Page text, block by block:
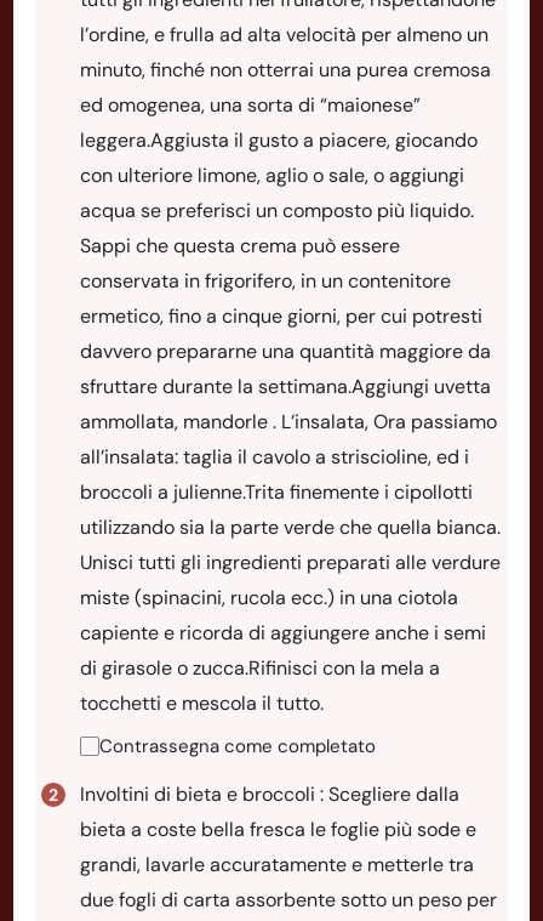
l’ordine, e frulla ad alta velocità per almeno un
minuto, finché non otterrai una purea cremosa
ed omogenea, una sorta di “maionese”
leggera.Aggiusta il gusto a piacere, giocando
con ulteriore limone, aglio o sale, o aggiungi
acqua se preferisci un composto più liquido.
Sappi che questa crema può essere
conservata in frigorifero, in un contenitore
ermetico, fino a cinque giorni, per cui potresti
davvero prepararne una quantità maggiore da
sfruttare durante la settimana.Aggiungi uvetta
ammollata, mandorle . L’insalata, Ora passiamo
all’insalata: taglia il cavolo a striscioline, ed i
broccoli a julienne.Trita finemente i cipollotti
utilizzando sia la parte verde che quella bianca.
Unisci tutti gli ingredienti preparati alle verdure
miste (spinacini, rucola ecc.) in una ciotola
capiente e ricorda di aggiungere anche i semi
di girasole o zucca.Rifinisci con la mela a
tocchetti e mescola il tutto.
Contrassegna come completato
Involtini di bieta e broccoli : Scegliere dalla
bieta a coste bella fresca le foglie più sode e
grandi, lavarle accuratamente e metterle tra
due fogli di carta assorbente sotto un peso per